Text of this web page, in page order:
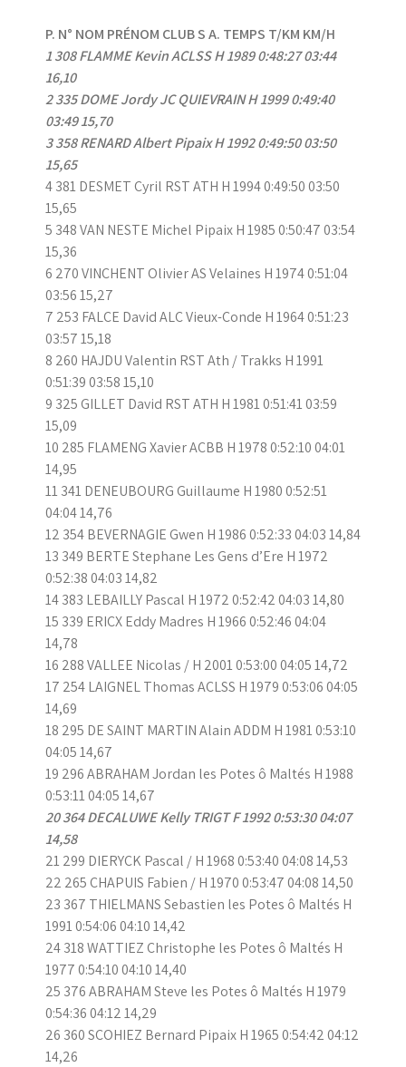
P. N° NOM PRÉNOM CLUB S A. TEMPS T/KM KM/H
1 308 FLAMME Kevin ACLSS H 1989 0:48:27 03:44
16,10
2 335 DOME Jordy JC QUIEVRAIN H 1999 0:49:40
03:49 15,70
3 358 RENARD Albert Pipaix H 1992 0:49:50 03:50
15,65
4 381 DESMET Cyril RST ATH H 1994 0:49:50 03:50
15,65
5 348 VAN NESTE Michel Pipaix H 1985 0:50:47 03:54
15,36
6 270 VINCHENT Olivier AS Velaines H 1974 0:51:04
03:56 15,27
7 253 FALCE David ALC Vieux-Conde H 1964 0:51:23
03:57 15,18
8 260 HAJDU Valentin RST Ath / Trakks H 1991
0:51:39 03:58 15,10
9 325 GILLET David RST ATH H 1981 0:51:41 03:59
15,09
10 285 FLAMENG Xavier ACBB H 1978 0:52:10 04:01
14,95
11 341 DENEUBOURG Guillaume H 1980 0:52:51
04:04 14,76
12 354 BEVERNAGIE Gwen H 1986 0:52:33 04:03 14,84
13 349 BERTE Stephane Les Gens d’Ere H 1972
0:52:38 04:03 14,82
14 383 LEBAILLY Pascal H 1972 0:52:42 04:03 14,80
15 339 ERICX Eddy Madres H 1966 0:52:46 04:04
14,78
16 288 VALLEE Nicolas / H 2001 0:53:00 04:05 14,72
17 254 LAIGNEL Thomas ACLSS H 1979 0:53:06 04:05
14,69
18 295 DE SAINT MARTIN Alain ADDM H 1981 0:53:10
04:05 14,67
19 296 ABRAHAM Jordan les Potes ô Maltés H 1988
0:53:11 04:05 14,67
20 364 DECALUWE Kelly TRIGT F 1992 0:53:30 04:07
14,58
21 299 DIERYCK Pascal / H 1968 0:53:40 04:08 14,53
22 265 CHAPUIS Fabien / H 1970 0:53:47 04:08 14,50
23 367 THIELMANS Sebastien les Potes ô Maltés H
1991 0:54:06 04:10 14,42
24 318 WATTIEZ Christophe les Potes ô Maltés H
1977 0:54:10 04:10 14,40
25 376 ABRAHAM Steve les Potes ô Maltés H 1979
0:54:36 04:12 14,29
26 360 SCOHIEZ Bernard Pipaix H 1965 0:54:42 04:12
14,26